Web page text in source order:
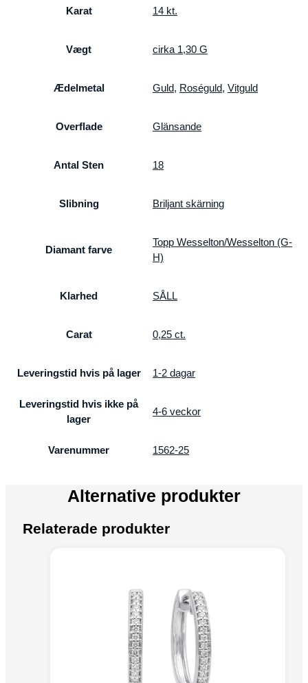
Karat 14 kt.
Vægt cirka 1,30 G
Ædelmetal Guld, Roséguld, Vitguld
Overflade Glänsande
Antal Sten 18
Slibning Briljant skärning
Diamant farve
Topp Wesselton/Wesselton (G-
H)
Klarhed SÅLL
Carat 0,25 ct.
Leveringstid hvis på lager 1-2 dagar
Leveringstid hvis ikke på
lager
4-6 veckor
Varenummer 1562-25
Alternative produkter
Relaterade produkter